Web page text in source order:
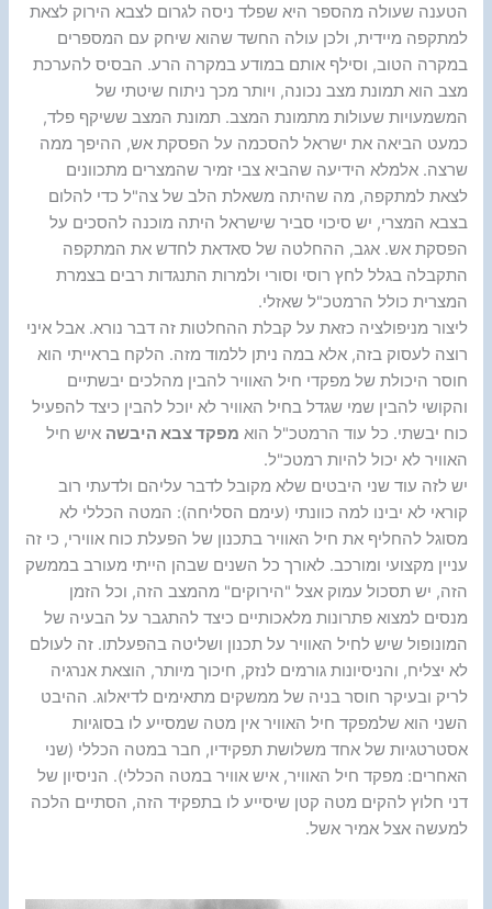
הטענה שעולה מהספר היא שפלד ניסה לגרום לצבא הירוק לצאת
למתקפה מיידית, ולכן עולה החשד שהוא שיחק עם המספרים
במקרה הטוב, וסילף אותם במודע במקרה הרע. הבסיס להערכת
מצב הוא תמונת מצב נכונה, ויותר מכך ניתוח שיטתי של
המשמעויות שעולות מתמונת המצב. תמונת המצב ששיקף פלד,
כמעט הביאה את ישראל להסכמה על הפסקת אש, ההיפך ממה
שרצה. אלמלא הידיעה שהביא צבי זמיר שהמצרים מתכוונים
לצאת למתקפה, מה שהיתה משאלת הלב של צה"ל כדי להלום
בצבא המצרי, יש סיכוי סביר שישראל היתה מוכנה להסכים על
הפסקת אש. אגב, ההחלטה של סאדאת לחדש את המתקפה
התקבלה בגלל לחץ רוסי וסורי ולמרות התנגדות רבים בצמרת
המצרית כולל הרמטכ"ל שאזלי.
ליצור מניפולציה כזאת על קבלת ההחלטות זה דבר נורא. אבל איני
רוצה לעסוק בזה, אלא במה ניתן ללמוד מזה. הלקח בראייתי הוא
חוסר היכולת של מפקדי חיל האוויר להבין מהלכים יבשתיים
והקושי להבין שמי שגדל בחיל האוויר לא יוכל להבין כיצד להפעיל
כוח יבשתי. כל עוד הרמטכ"ל הוא מפקד צבא היבשה איש חיל
האוויר לא יכול להיות רמטכ"ל.
יש לזה עוד שני היבטים שלא מקובל לדבר עליהם ולדעתי רוב
קוראי לא יבינו למה כוונתי (עימם הסליחה): המטה הכללי לא
מסוגל להחליף את חיל האוויר בתכנון של הפעלת כוח אווירי, כי זה
עניין מקצועי ומורכב. לאורך כל השנים שבהן הייתי מעורב בממשק
הזה, יש תסכול עמוק אצל "הירוקים" מהמצב הזה, וכל הזמן
מנסים למצוא פתרונות מלאכותיים כיצד להתגבר על הבעיה של
המונופול שיש לחיל האוויר על תכנון ושליטה בהפעלתו. זה לעולם
לא יצליח, והניסיונות גורמים לנזק, חיכוך מיותר, הוצאת אנרגיה
לריק ובעיקר חוסר בניה של ממשקים מתאימים לדיאלוג. ההיבט
השני הוא שלמפקד חיל האוויר אין מטה שמסייע לו בסוגיות
אסטרטגיות של אחד משלושת תפקידיו, חבר במטה הכללי (שני
האחרים: מפקד חיל האוויר, איש אוויר במטה הכללי). הניסיון של
דני חלוץ להקים מטה קטן שיסייע לו בתפקיד הזה, הסתיים הלכה
למעשה אצל אמיר אשל.